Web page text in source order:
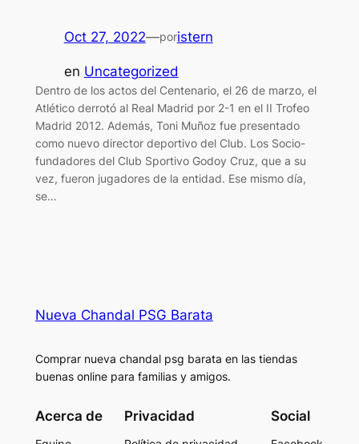
Oct 27, 2022—poristern
en Uncategorized
Dentro de los actos del Centenario, el 26 de marzo, el
Atlético derrotó al Real Madrid por 2-1 en el II Trofeo
Madrid 2012. Además, Toni Muñoz fue presentado
como nuevo director deportivo del Club. Los Socio-
fundadores del Club Sportivo Godoy Cruz, que a su
vez, fueron jugadores de la entidad. Ese mismo día,
se…
Nueva Chandal PSG Barata
Comprar nueva chandal psg barata en las tiendas
buenas online para familias y amigos.
Acerca de Privacidad Social